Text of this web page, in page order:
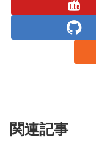
関連記事